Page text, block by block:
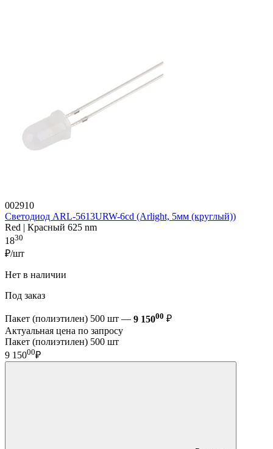
002910
Светодиод ARL-5613URW-6cd (Arlight, 5мм (круглый))
Red | Красный 625 nm
1830
₽/шт
Нет в наличии
Под заказ
Пакет (полиэтилен) 500 шт — 9 15000 ₽
Актуальная цена по запросу
Пакет (полиэтилен) 500 шт
9 15000₽